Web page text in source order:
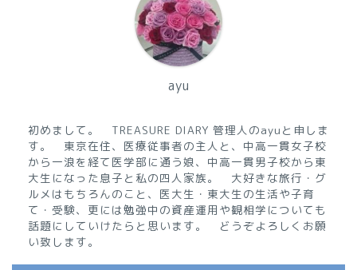
ayu
初めまして。 TREASURE DIARY 管理人のayuと申しま
す。 東京在住、医療従事者の主人と、中高一貫女子校
から一浪を経て医学部に通う娘、中高一貫男子校から東
大生になった息子と私の四人家族。 大好きな旅行・グ
ルメはもちろんのこと、医大生・東大生の生活や子育
て・受験、更には勉強中の資産運用や観相学についても
話題にしていけたらと思います。 どうぞよろしくお願
い致します。